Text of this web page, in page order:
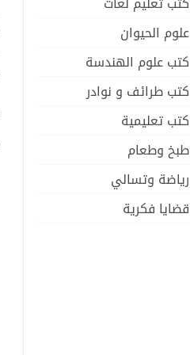
علوم الحيوان
كتب علوم الهندسة
كتب طرائف و نوادر
كتب تعليمية
طبخ وطعام
رياضة وتسالي
قضايا فكرية